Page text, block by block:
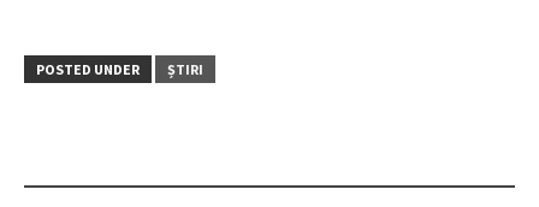
POSTED UNDER ȘTIRI